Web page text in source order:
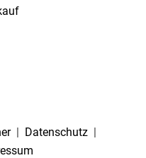
| Datenschutz |